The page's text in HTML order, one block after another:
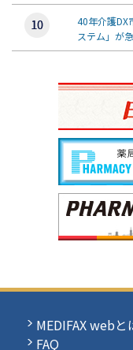
40年介護
ステム」が
MEDIFAX webと
FAQ